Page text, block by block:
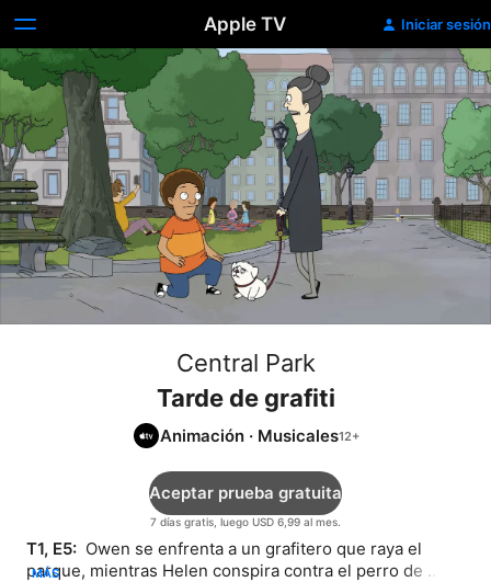
Apple TV Iniciar sesión
Central Park
Tarde de grafiti
Animación · Musicales
7 días gratis, luego USD 6,99 al mes.
Aceptar prueba gratuita
T1, E5: Owen se enfrenta a un grafitero que raya el
parque, mientras Helen conspira contra el perro de
MÁS